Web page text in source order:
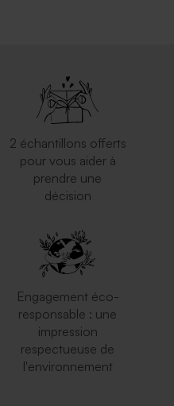
2 échantillons offerts
pour vous aider à
prendre une
décision
Engagement éco-
responsable : une
impression
respectueuse de
l'environnement